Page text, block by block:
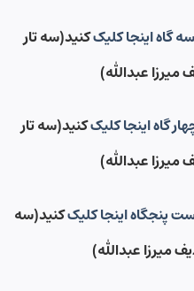
گاه اینجا کلیککنید(سه تار
میرزا عبدالله)
گاه اینجا کلیککنید(سه تار
میرزا عبدالله)
پنجگاه اینجا کلیککنید(سه
میرزا عبدالله)